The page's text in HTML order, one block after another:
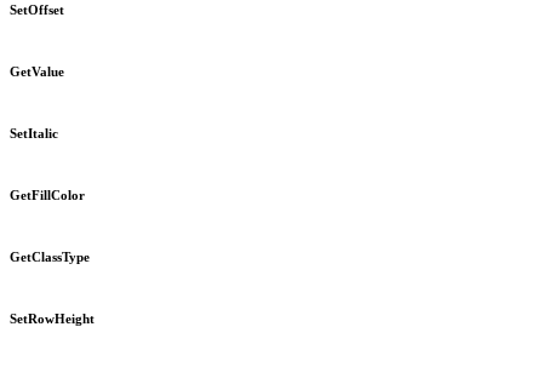
SetOffset
GetValue
SetItalic
GetFillColor
GetClassType
SetRowHeight